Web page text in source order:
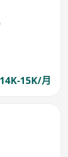
15K/月